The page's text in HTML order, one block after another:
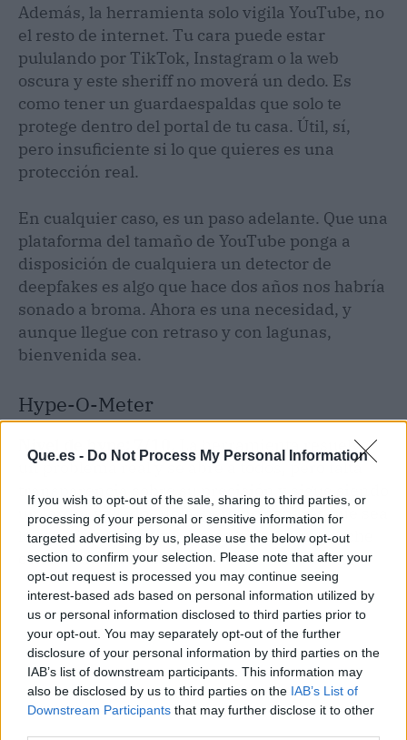
Que.es - Do Not Process My Personal Information
If you wish to opt-out of the sale, sharing to third parties, or
processing of your personal or sensitive information for
targeted advertising by us, please use the below opt-out
section to confirm your selection. Please note that after your
opt-out request is processed you may continue seeing
interest-based ads based on personal information utilized by
us or personal information disclosed to third parties prior to
your opt-out. You may separately opt-out of the further
disclosure of your personal information by third parties on the
IAB’s list of downstream participants. This information may
also be disclosed by us to third parties on the IAB’s List of
Downstream Participants that may further disclose it to other
Además, la herramienta solo vigila YouTube, no
el resto de internet. Tu cara puede estar
pululando por TikTok, Instagram o la web
oscura y este sheriff no moverá un dedo. Es
como tener un guardaespaldas que solo te
protege dentro del portal de tu casa. Útil, sí,
pero insuficiente si lo que quieres es una
protección real.
En cualquier caso, es un paso adelante. Que una
plataforma del tamaño de YouTube ponga a
disposición de cualquiera un detector de
deepfakes es algo que hace dos años nos habría
sonado a broma. Ahora es una necesidad, y
aunque llegue con retraso y con lagunas,
bienvenida sea.
Hype-O-Meter
Nivel de hype: 7/10.
La herramienta resuelve
un problema real y se abre a todos, pero falta
transparencia sobre su precisión y sigue siendo
un jardín vallado. Mola, pero no esperes que sea
la solución definitiva — más bien es un parche
con buena intención.